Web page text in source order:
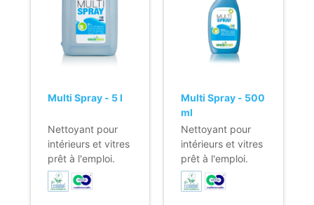
- Application
flexible.
- Utilisation
efficace grâce au
Multi Spray - 5 l
Nettoyant pour
intérieurs et vitres
prêt à l'emploi.
- Formule prête à
l'emploi.
Multi Spray - 500
ml
Nettoyant pour
intérieurs et vitres
prêt à l'emploi.
- Formule prête à
l'emploi.